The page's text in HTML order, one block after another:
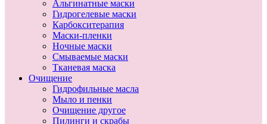
Альгинатные маски
Гидрогелевые маски
Карбокситерапия
Маски-пленки
Ночные маски
Смываемые маски
Тканевая маска
Очищение
Гидрофильные масла
Мыло и пенки
Очищение другое
Пилинги и скрабы